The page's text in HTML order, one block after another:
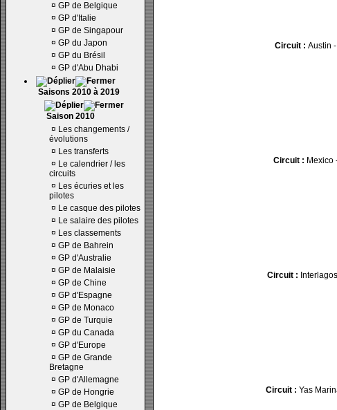
¤ GP de Belgique
¤ GP d'Italie
¤ GP de Singapour
¤ GP du Japon
¤ GP du Brésil
¤ GP d'Abu Dhabi
Saisons 2010 à 2019
Saison 2010
¤ Les changements /
évolutions
¤ Les transferts
¤ Le calendrier / les
circuits
¤ Les écuries et les
pilotes
¤ Le casque des pilotes
¤ Le salaire des pilotes
¤ Les classements
¤ GP de Bahrein
¤ GP d'Australie
¤ GP de Malaisie
¤ GP de Chine
¤ GP d'Espagne
¤ GP de Monaco
¤ GP de Turquie
¤ GP du Canada
¤ GP d'Europe
¤ GP de Grande
Bretagne
¤ GP d'Allemagne
¤ GP de Hongrie
¤ GP de Belgique
Circuit : Austin -
Circuit : Mexico
Circuit :
Circuit : Yas